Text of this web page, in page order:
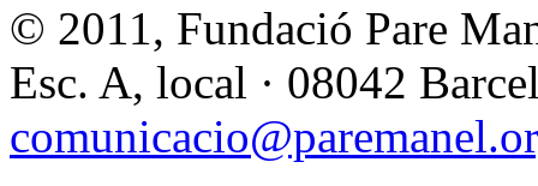
© 2011, Fundació Pare
Esc. A, local · 08042